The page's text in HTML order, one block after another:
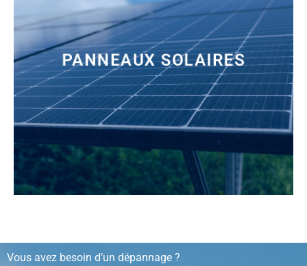
PANNEAUX SOLAIRES
installation, rénovation, dépannage…
Vous avez besoin d’un dépannage ?